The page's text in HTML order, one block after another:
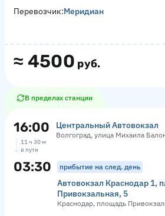
≈ 4500 руб.
Перевозчик:Меридиан
В пределах станции
16:00 Центральный Автовокзал
Волгоград, улица Михаила
11 ч 30 м
в пути
03:30 прибытие на след. день
Автовокзал Краснодар 1,
Привокзальная, 5
Краснодар, площадь